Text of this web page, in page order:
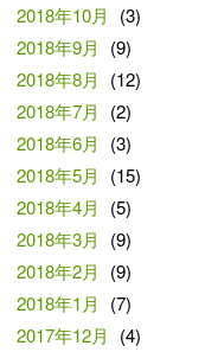
2018年10月
(3)
2018年9月
(9)
2018年8月
(12)
2018年7月
(2)
2018年6月
(3)
2018年5月
(15)
2018年4月
(5)
2018年3月
(9)
2018年2月
(9)
2018年1月
(7)
2017年12月
(4)